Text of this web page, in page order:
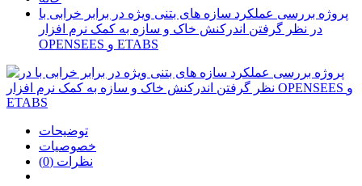
پروژه بررسی عملکرد سازه های بتنی ویژه در برابر خرابی با
در نظر گرفتن اندرکنش خاک و سازه به کمک نرم افزار
OPENSEES و ETABS
توضیحات
خصوصیات
نظرات (0)